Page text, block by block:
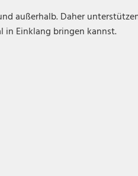
außerhalb. Daher
Einklang bringen kannst.